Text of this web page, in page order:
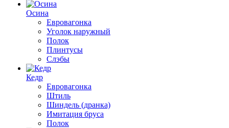
Осина
Евровагонка
Уголок наружный
Полок
Плинтусы
Слэбы
Кедр
Евровагонка
Штиль
Шиндель (дранка)
Имитация бруса
Полок